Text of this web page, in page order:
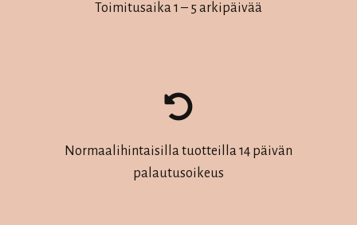
Toimitusaika 1 – 5 arkipäivää
Normaalihintaisilla tuotteilla 14 päivän
palautusoikeus